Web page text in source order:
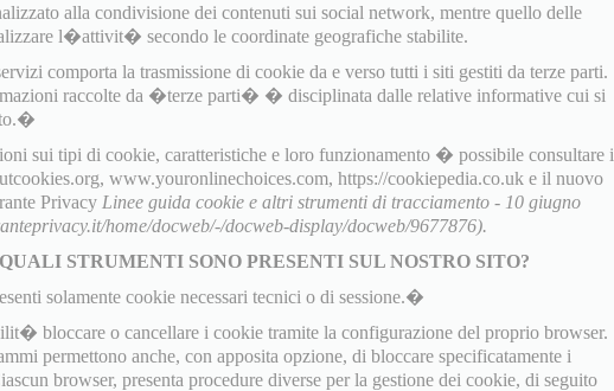
alla condivisione dei contenuti sui social network, mentre quello delle
l�attivit� secondo le coordinate geografiche stabilite.
comporta la trasmissione di cookie da e verso tutti i siti gestiti da terze parti.
raccolte da �terze parti� � disciplinata dalle relative informative cui si
sui tipi di cookie, caratteristiche e loro funzionamento � possibile consultare i
www.youronlinechoices.com, https://cookiepedia.co.uk e il nuovo
Privacy Linee guida cookie e altri strumenti di tracciamento - 10 giugno
home/docweb/-/docweb-display/docweb/9677876).
STRUMENTI SONO PRESENTI SUL NOSTRO SITO?
solamente cookie necessari tecnici o di sessione.�
bloccare o cancellare i cookie tramite la configurazione del proprio browser.
permettono anche, con apposita opzione, di bloccare specificatamente i
browser, presenta procedure diverse per la gestione dei cookie, di seguito